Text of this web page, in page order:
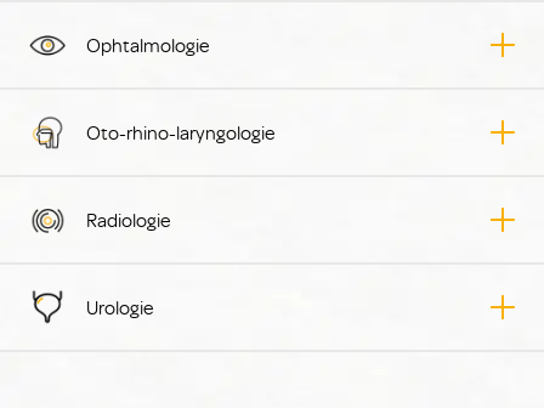
Ophtalmologie
Oto-rhino-laryngologie
Radiologie
Urologie